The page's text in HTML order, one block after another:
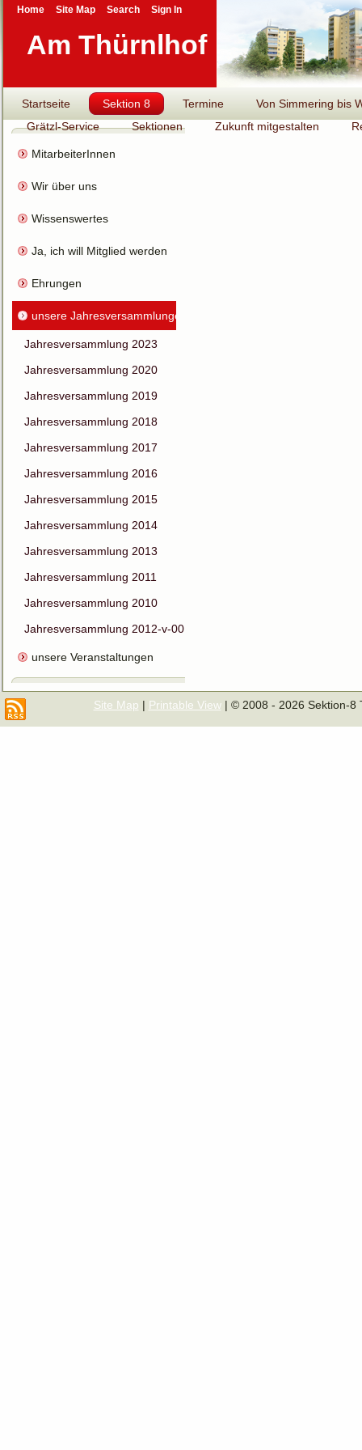
Am Thürnlhof
Startseite Sektion 8 Termine
Von Simmering bis
Grätzl-Service
Sektionen Zukunft mitgestalten
MitarbeiterInnen
Wir über uns
Wissenswertes
Ja, ich will Mitglied werden
Ehrungen
unsere Jahresversammlungen
Jahresversammlung 2023
Jahresversammlung 2020
Jahresversammlung 2019
Jahresversammlung 2018
Jahresversammlung 2017
Jahresversammlung 2016
Jahresversammlung 2015
Jahresversammlung 2014
Jahresversammlung 2013
Jahresversammlung 2011
Jahresversammlung 2010
Jahresversammlung 2012-v-00
unsere Veranstaltungen
Site Map | Printable View| © 2008 - 2026 Sektion-8
Home Site Map Search Sign In